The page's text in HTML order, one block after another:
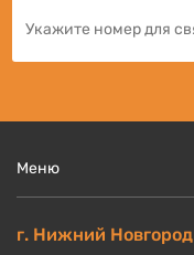
г. Нижний Новгород
Меню